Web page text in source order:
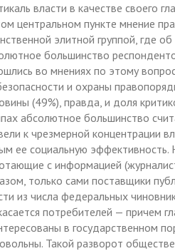
власти в качестве своего
центральном пункте мнение
элитной группой, где
большинство
во мнениях по этому
и охраны
(49%), правда, и доля
абсолютное большинство
к чрезмерной концентрации
ее социальную
с информацией
только сами поставщики
из числа федеральных
потребителей — причем
в государственном
Такой разворот